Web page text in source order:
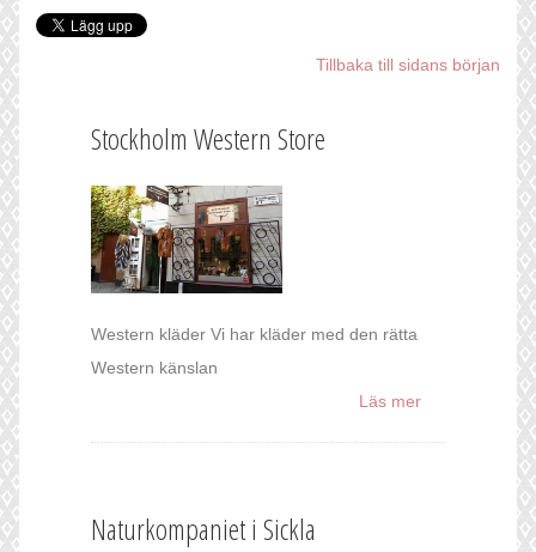
Tillbaka till sidans början
Stockholm Western Store
Western kläder Vi har kläder med den rätta
Western känslan
Läs mer
Naturkompaniet i Sickla